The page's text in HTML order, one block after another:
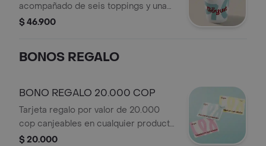
acompañado de seis toppings y una
salsa a elección.
$ 46.900
BONOS REGALO
BONO REGALO 20.000 COP
Tarjeta regalo por valor de 20.000
cop canjeables en cualquier producto
de nuestra carta , solo ennuestros
$ 20.000